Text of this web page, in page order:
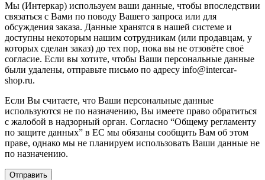
Мы (Интеркар) используем ваши данные, чтобы впоследствии
связаться с Вами по поводу Вашего запроса или для
обсуждения заказа. Данные хранятся в нашей системе и
доступны некоторым нашим сотрудникам (или продавцам, у
которых сделан заказ) до тех пор, пока вы не отзовёте своё
согласие. Если вы хотите, чтобы Ваши персональные данные
были удалены, отправьте письмо по адресу info@intercar-
shop.ru.
Если Вы считаете, что Ваши персональные данные
используются не по назначению, Вы имеете право обратиться
с жалобой в надзорный орган. Согласно “Общему регламенту
по защите данных” в ЕС мы обязаны сообщить Вам об этом
праве, однако мы не планируем использовать Ваши данные не
по назначению.
Отправить